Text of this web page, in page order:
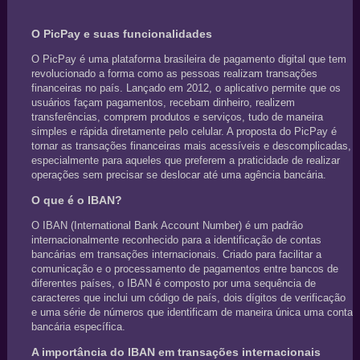
O PicPay e suas funcionalidades
O PicPay é uma plataforma brasileira de pagamento digital que tem
revolucionado a forma como as pessoas realizam transações
financeiras no país. Lançado em 2012, o aplicativo permite que os
usuários façam pagamentos, recebam dinheiro, realizem
transferências, comprem produtos e serviços, tudo de maneira
simples e rápida diretamente pelo celular. A proposta do PicPay é
tornar as transações financeiras mais acessíveis e descomplicadas,
especialmente para aqueles que preferem a praticidade de realizar
operações sem precisar se deslocar até uma agência bancária.
O que é o IBAN?
O IBAN (International Bank Account Number) é um padrão
internacionalmente reconhecido para a identificação de contas
bancárias em transações internacionais. Criado para facilitar a
comunicação e o processamento de pagamentos entre bancos de
diferentes países, o IBAN é composto por uma sequência de
caracteres que inclui um código de país, dois dígitos de verificação
e uma série de números que identificam de maneira única uma conta
bancária específica.
A importância do IBAN em transações internacionais